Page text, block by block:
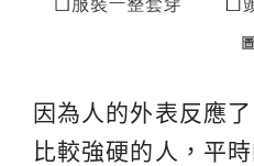
因為人的外表反應
比較強硬的人，平